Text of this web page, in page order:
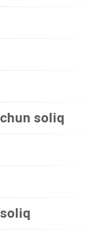
soliq